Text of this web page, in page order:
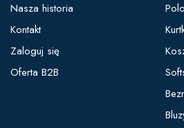
Nasza historia
Kontakt
Zaloguj się
Oferta B2B
Polo